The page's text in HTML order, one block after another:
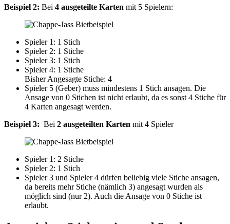
Beispiel 2: Bei 4 ausgeteilte Karten mit 5 Spielern:
Spieler 1: 1 Stich
Spieler 2: 1 Stiche
Spieler 3: 1 Stich
Spieler 4: 1 Stiche
Bisher Angesagte Stiche: 4
Spieler 5 (Geber) muss mindestens 1 Stich ansagen. Die
Ansage von 0 Stichen ist nicht erlaubt, da es sonst 4 Stiche für
4 Karten angesagt werden.
Beispiel 3: Bei 2 ausgeteilten Karten mit 4 Spieler
Spieler 1: 2 Stiche
Spieler 2: 1 Stich
Spieler 3 und Spieler 4 dürfen beliebig viele Stiche ansagen,
da bereits mehr Stiche (nämlich 3) angesagt wurden als
möglich sind (nur 2). Auch die Ansage von 0 Stiche ist
erlaubt.